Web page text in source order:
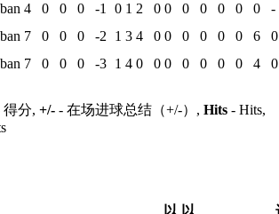
4 0 0 0 -1 0 1 2 0 0 0 0 0 0 0
-
7 0 0 0 -2 1 3 4 0 0 0 0 0 0 6
7 0 0 0 -3 1 4 0 0 0 0 0 0 0 4
分, +/- - 在场进球总结（+/-）, Hits - Hits,